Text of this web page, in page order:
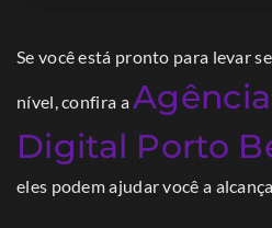
Se você está pronto para levar
nível, confira a
Digital Porto
eles podem ajudar você a